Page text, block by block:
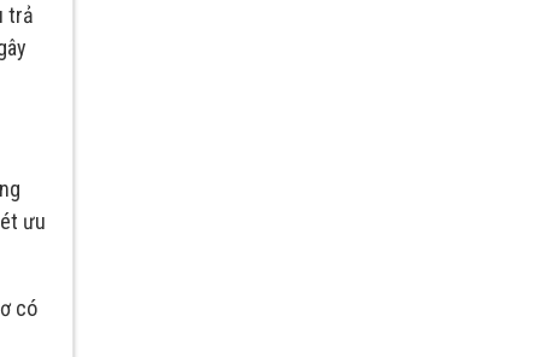
trả
ưu
có